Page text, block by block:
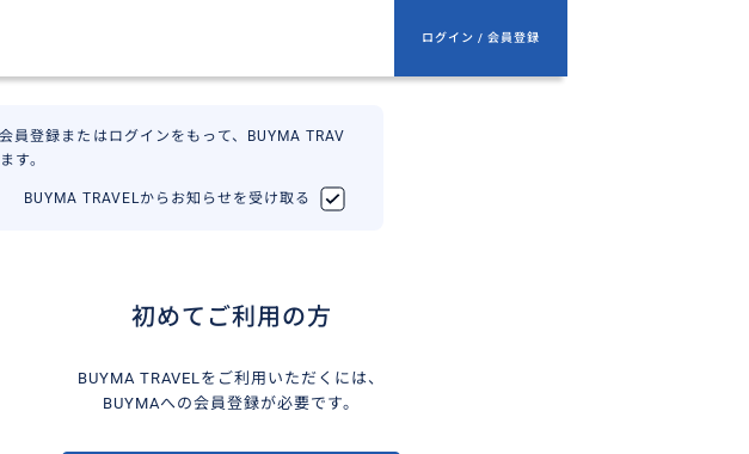
ログイン / 会員登録
員登録またはログインをもって、BUYMA TRAV
す。
BUYMA TRAVELからお知らせを受け取る
初めてご利用の方
BUYMA TRAVELをご利用いただくには、
BUYMAへの会員登録が必要です。